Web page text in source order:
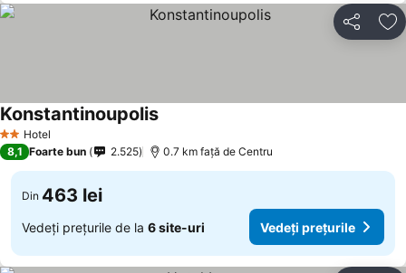
Distribuiți
2 SteleHotel
Konstantinoupolis
8,1 Foarte bun 2.525 0.7 km faţă de Centru
Din 463 lei
Vedeți prețurile de la 6 site-uri Vedeți prețurile